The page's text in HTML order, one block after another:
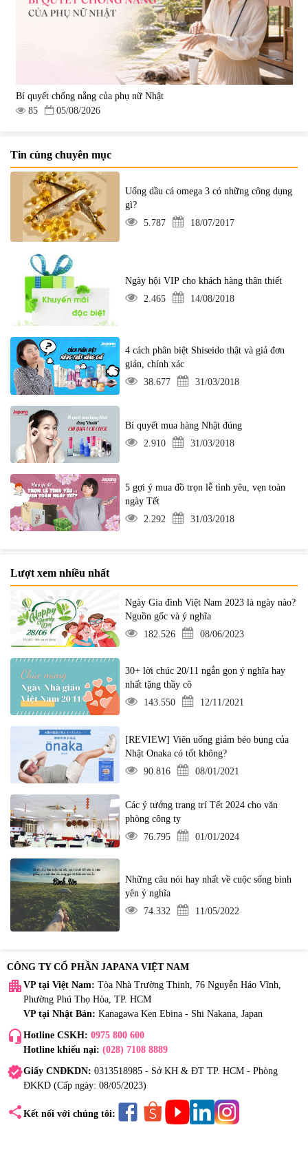
Bí quyết chống nắng của phụ nữ Nhật
85
05/08/2026
Tin cùng chuyên mục
Uống dầu cá omega 3 có những công dụng
gì?
5.787
18/07/2017
Ngày hội VIP cho khách hàng thân thiết
2.465
14/08/2018
4 cách phân biệt Shiseido thật và giả đơn
giản, chính xác
38.677
31/03/2018
Bí quyết mua hàng Nhật đúng
2.910
31/03/2018
5 gợi ý mua đồ trọn lễ tình yêu, vẹn toàn
ngày Tết
2.292
31/03/2018
Lượt xem nhiều nhất
Ngày Gia đình Việt Nam 2023 là ngày nào?
Nguồn gốc và ý nghĩa
182.526
08/06/2023
30+ lời chúc 20/11 ngắn gọn ý nghĩa hay
nhất tặng thầy cô
143.550
12/11/2021
[REVIEW] Viên uống giảm béo bụng của
Nhật Onaka có tốt không?
90.816
08/01/2021
Các ý tưởng trang trí Tết 2024 cho văn
phòng công ty
76.795
01/01/2024
Những câu nói hay nhất về cuộc sống bình
yên ý nghĩa
74.332
11/05/2022
CÔNG TY CỔ PHẦN JAPANA VIỆT NAM
apartment VP tại Việt Nam: Tòa Nhà Trường Thịnh, 76 Nguyễn Háo Vĩnh,
Phường Phú Thọ Hòa, TP. HCM
VP tại Nhật Bản: Kanagawa Ken Ebina - Shi Nakana, Japan
headset_mic Hotline CSKH: 0975 800 600
Hotline khiếu nại: (028) 7108 8889
verifiedGiấy CNĐKDN: 0313518985 - Sở KH & ĐT TP. HCM - Phòng
ĐKKD (Cấp ngày: 08/05/2023)
share Kết nối với chúng tôi: